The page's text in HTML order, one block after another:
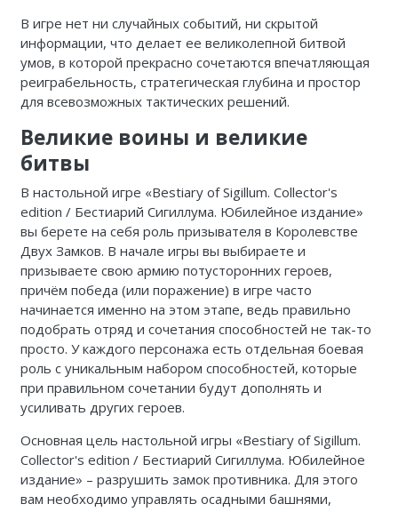
В игре нет ни случайных событий, ни скрытой
информации, что делает ее великолепной битвой
умов, в которой прекрасно сочетаются впечатляющая
реиграбельность, стратегическая глубина и простор
для всевозможных тактических решений.
Великие воины и великие
битвы
В настольной игре «Bestiary of Sigillum. Collector's
edition / Бестиарий Сигиллума. Юбилейное издание»
вы берете на себя роль призывателя в Королевстве
Двух Замков. В начале игры вы выбираете и
призываете свою армию потусторонних героев,
причём победа (или поражение) в игре часто
начинается именно на этом этапе, ведь правильно
подобрать отряд и сочетания способностей не так-то
просто. У каждого персонажа есть отдельная боевая
роль с уникальным набором способностей, которые
при правильном сочетании будут дополнять и
усиливать других героев.
Основная цель настольной игры «Bestiary of Sigillum.
Collector's edition / Бестиарий Сигиллума. Юбилейное
издание» – разрушить замок противника. Для этого
вам необходимо управлять осадными башнями,